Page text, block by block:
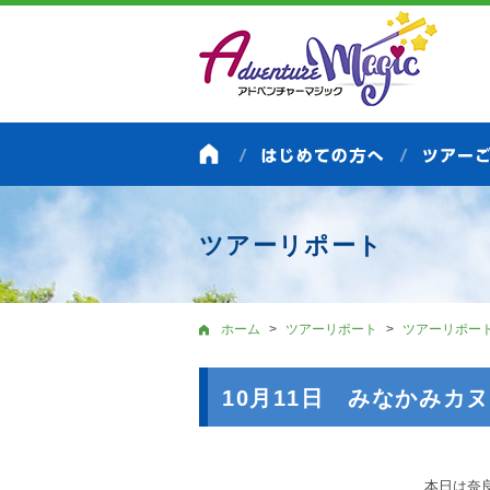
ツアーリポート
ホーム ツアーリポート ツアーリポー
10月11日 みなかみカ
本日は奈